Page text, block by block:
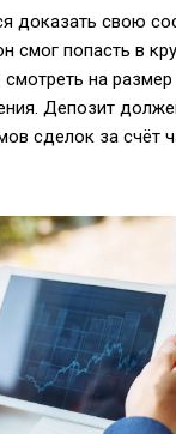
доказать свою
смог попасть в
на размер
Депозит
сделок за счёт